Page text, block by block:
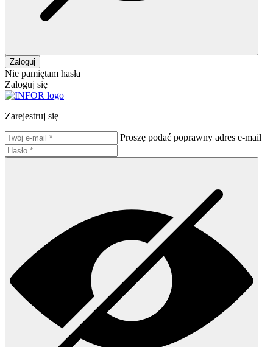
Zaloguj
Nie pamiętam hasła
Zaloguj się
Zarejestruj się
Proszę podać poprawny adres e-mail